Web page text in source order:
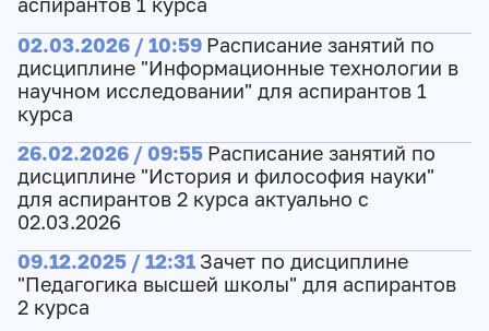
аспирантов 1 курса
02.03.2026 / 10:59 Расписание занятий по
дисциплине "Информационные технологии в
научном исследовании" для аспирантов 1
курса
26.02.2026 / 09:55 Расписание занятий по
дисциплине "История и философия науки"
для аспирантов 2 курса актуально с
02.03.2026
09.12.2025 / 12:31 Зачет по дисциплине
"Педагогика высшей школы" для аспирантов
2 курса